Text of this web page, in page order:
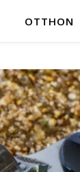
OTTHON